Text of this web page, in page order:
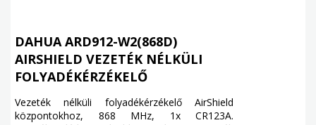
DAHUA ARD912-W2(868D)
AIRSHIELD VEZETÉK NÉLKÜLI
FOLYADÉKÉRZÉKELŐ
Vezeték nélküli folyadékérzékelő AirShield
központokhoz, 868 MHz, 1x CR123A.